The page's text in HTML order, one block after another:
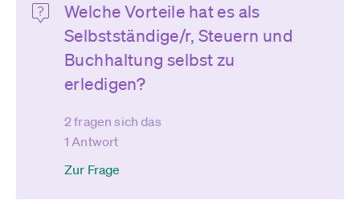
Welche Vorteile hat es als
Selbstständige/r, Steuern und
Buchhaltung selbst zu
erledigen?
2 fragen sich das
1 Antwort
Zur Frage